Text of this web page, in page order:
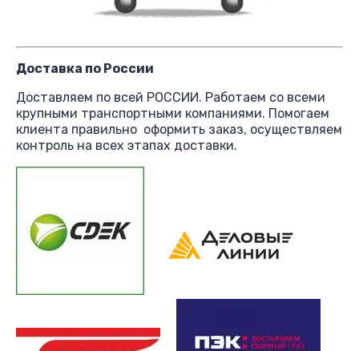
Доставка по России
Доставляем по всей РОССИИ. Работаем со всеми
крупными транспортными компаниями. Помогаем
клиента правильно оформить заказ, осуществляем
контроль на всех этапах доставки.